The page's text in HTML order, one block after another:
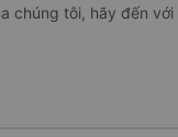
chúng tôi, hãy đến với